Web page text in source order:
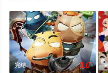
完结 3.0